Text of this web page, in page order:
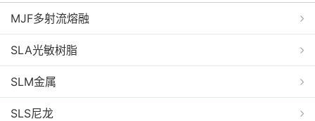
MJF多射流熔融
SLA光敏树脂
SLM金属
SLS尼龙